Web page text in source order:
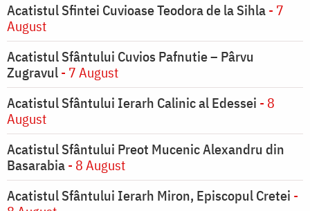
Acatistul Sfintei Cuvioase Teodora de la Sihla- 7
August
Acatistul Sfântului Cuvios Pafnutie – Pârvu
Zugravul- 7 August
Acatistul Sfântului Ierarh Calinic al Edessei - 8
August
Acatistul Sfântului Preot Mucenic Alexandru din
Basarabia- 8 August
Acatistul Sfântului Ierarh Miron, Episcopul Cretei -